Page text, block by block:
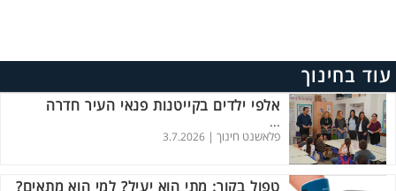
עוד בחינוך
אלפי ילדים בקייטנות פנאי העיר חדרה
...
פלאשנט חינוך | 3.7.2026
טפול בקור: מתי הוא יעיל? למי הוא מתאים?